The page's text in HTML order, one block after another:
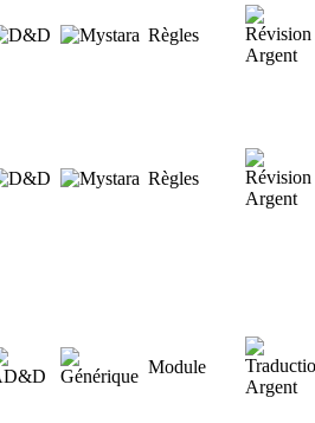
Règles
Règles
Module